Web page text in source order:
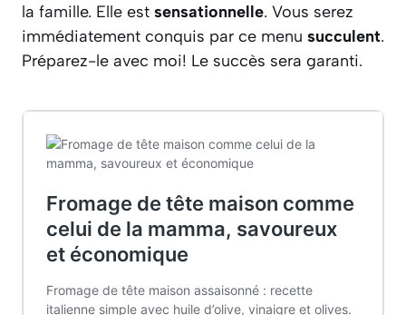
la famille. Elle est sensationnelle. Vous serez
immédiatement conquis par ce menu succulent.
Préparez-le avec moi! Le succès sera garanti.